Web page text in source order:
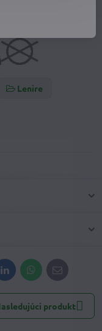
Lenire
LinkedInWhatsApp
E-
mail
produkt